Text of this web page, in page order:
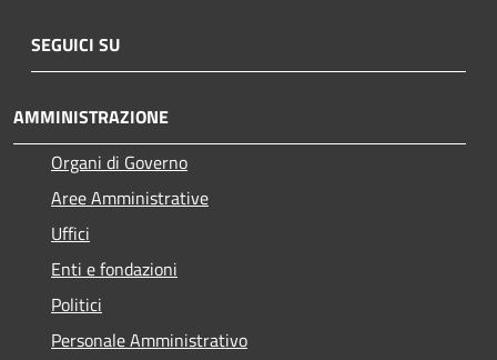
SEGUICI SU
AMMINISTRAZIONE
Organi di Governo
Aree Amministrative
Uffici
Enti e fondazioni
Politici
Personale Amministrativo